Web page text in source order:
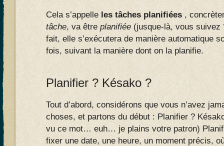
Cela s’appelle les tâches planifiées ,
tâche, va être planifiée (jusque-là, vous suivez
fait, elle s’exécutera de manière automatique
fois, suivant la manière dont on la planifie.
Planifier ? Késako ?
Tout d’abord, considérons que vous n’avez
choses, et partons du début : Planifier ?
vu ce mot… euh… je plains votre patron)
fixer une date, une heure, un moment précis,